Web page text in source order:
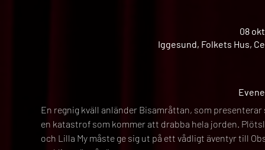
08
Iggesund, Folkets Hus,
En regnig kväll anländer Bisamråttan, som
en katastrof som kommer att drabba hela jorden.
och Lilla My måste ge sig ut på ett vådligt äventyr till